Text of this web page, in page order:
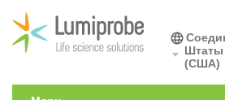
Штаты
(США)